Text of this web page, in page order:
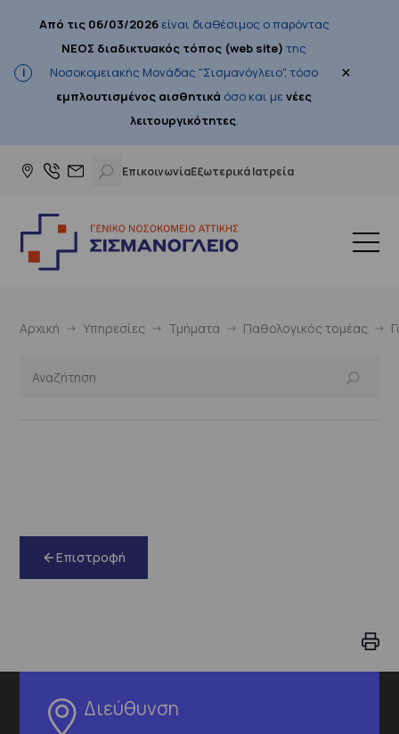
Από τις 06/03/2026είναι διαθέσιμος ο παρόντας
ΝΕΟΣ διαδικτυακός τόπος (web site) της
Νοσοκομειακής Μονάδας "Σισμανόγλειο", τόσο
εμπλουτισμένος αισθητικά όσο και μενέες
λειτουργικότητες.
×
ΕπικοινωνίαΕξωτερικά Ιατρεία
Αρχική Υπηρεσίες Τμήματα Παθολογικός τομέας
Επιστροφή
Διεύθυνση